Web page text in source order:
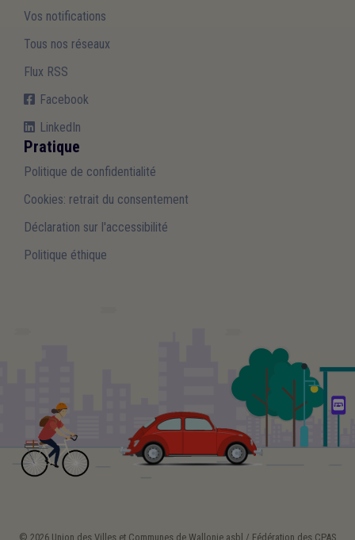
Vos notifications
Tous nos réseaux
Flux RSS
Facebook
LinkedIn
Pratique
Politique de confidentialité
Cookies: retrait du consentement
Déclaration sur l'accessibilité
Politique éthique
© 2026 Union des Villes et Communes de Wallonie asbl / Fédération des CPAS